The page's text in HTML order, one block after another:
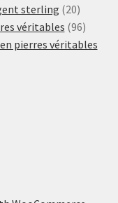
produits
sterling 2020
produits
véritables 9696
pierres véritables